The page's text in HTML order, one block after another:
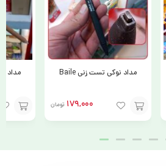
مداد نوکی تست زنی Baile
179,000 تومان
افزودن
به
مداد
افزودن